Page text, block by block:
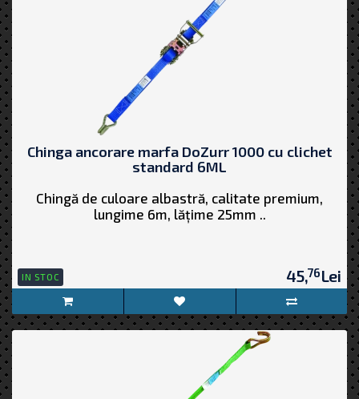
Chinga ancorare marfa DoZurr 1000 cu clichet
standard 6ML
Chingă de culoare albastră, calitate premium,
lungime 6m, lățime 25mm ..
IN STOC 45,76Lei